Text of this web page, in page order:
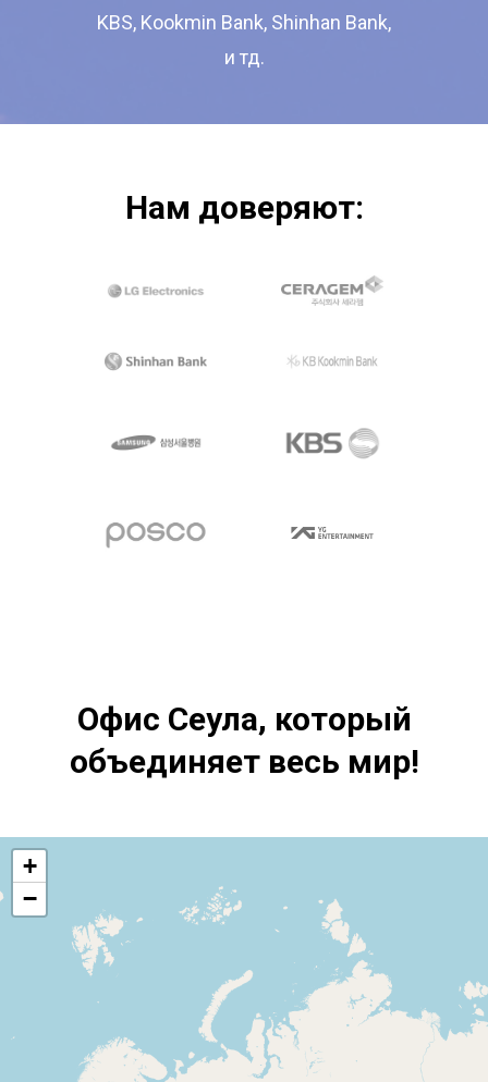
KBS, Kookmin Bank, Shinhan Bank,
и тд.
Нам доверяют:
Офис Сеула, который
объединяет весь мир!
+
−
Новости
Русский
한국어